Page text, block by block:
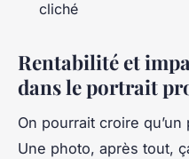
cliché
Rentabilité et
dans le portrait
On pourrait croire
Une photo, après tout,